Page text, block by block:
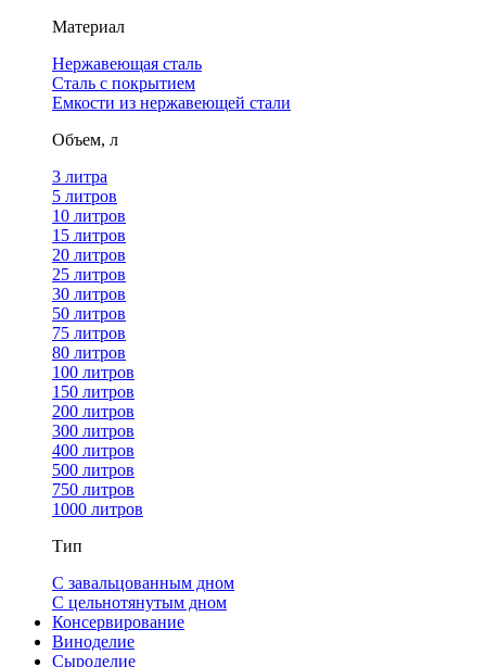
Материал
Нержавеющая сталь
Сталь с покрытием
Емкости из нержавеющей стали
Объем, л
3 литра
5 литров
10 литров
15 литров
20 литров
25 литров
30 литров
50 литров
75 литров
80 литров
100 литров
150 литров
200 литров
300 литров
400 литров
500 литров
750 литров
1000 литров
Тип
С завальцованным дном
С цельнотянутым дном
Консервирование
Виноделие
Сыроделие